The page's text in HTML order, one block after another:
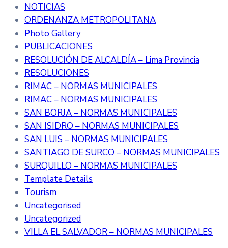
NOTICIAS
ORDENANZA METROPOLITANA
Photo Gallery
PUBLICACIONES
RESOLUCIÓN DE ALCALDÍA – Lima Provincia
RESOLUCIONES
RIMAC – NORMAS MUNICIPALES
RIMAC – NORMAS MUNICIPALES
SAN BORJA – NORMAS MUNICIPALES
SAN ISIDRO – NORMAS MUNICIPALES
SAN LUIS – NORMAS MUNICIPALES
SANTIAGO DE SURCO – NORMAS MUNICIPALES
SURQUILLO – NORMAS MUNICIPALES
Template Details
Tourism
Uncategorised
Uncategorized
VILLA EL SALVADOR – NORMAS MUNICIPALES